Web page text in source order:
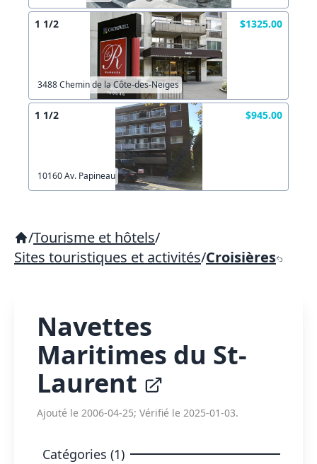
1 1/2 $1325.00
3488 Chemin de la Côte-des-Neiges
1 1/2 $945.00
10160 Av. Papineau
/Tourisme et hôtels/
Sites touristiques et activités/Croisières
Navettes
Maritimes du St-
Laurent
Ajouté le 2006-04-25; Vérifié le 2025-01-03.
Catégories (1)